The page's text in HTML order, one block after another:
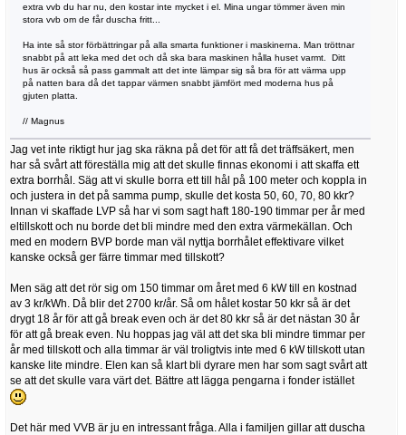
extra vvb du har nu, den kostar inte mycket i el. Mina ungar tömmer även min
stora vvb om de får duscha fritt...
Ha inte så stor förbättringar på alla smarta funktioner i maskinerna. Man tröttnar
snabbt på att leka med det och då ska bara maskinen hålla huset varmt. Ditt
hus är också så pass gammalt att det inte lämpar sig så bra för att värma upp
på natten bara då det tappar värmen snabbt jämfört med moderna hus på
gjuten platta.
// Magnus
Jag vet inte riktigt hur jag ska räkna på det för att få det träffsäkert, men
har så svårt att föreställa mig att det skulle finnas ekonomi i att skaffa ett
extra borrhål. Säg att vi skulle borra ett till hål på 100 meter och koppla in
och justera in det på samma pump, skulle det kosta 50, 60, 70, 80 kkr?
Innan vi skaffade LVP så har vi som sagt haft 180-190 timmar per år med
eltillskott och nu borde det bli mindre med den extra värmekällan. Och
med en modern BVP borde man väl nyttja borrhålet effektivare vilket
kanske också ger färre timmar med tillskott?
Men säg att det rör sig om 150 timmar om året med 6 kW till en kostnad
av 3 kr/kWh. Då blir det 2700 kr/år. Så om hålet kostar 50 kkr så är det
drygt 18 år för att gå break even och är det 80 kkr så är det nästan 30 år
för att gå break even. Nu hoppas jag väl att det ska bli mindre timmar per
år med tillskott och alla timmar är väl troligtvis inte med 6 kW tillskott utan
kanske lite mindre. Elen kan så klart bli dyrare men har som sagt svårt att
se att det skulle vara värt det. Bättre att lägga pengarna i fonder istället
Det här med VVB är ju en intressant fråga. Alla i familjen gillar att duscha